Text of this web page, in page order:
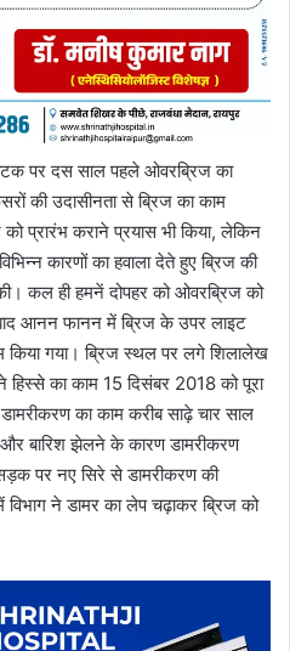
पर दस साल पहले ओवरब्रिज का
की उदासीनता से ब्रिज का काम
प्रारंभ कराने प्रयास भी किया, लेकिन
कारणों का हवाला देते हुए ब्रिज की
कल ही हमनें दोपहर को ओवरब्रिज को
आनन फानन में ब्रिज के उपर लाइट
किया गया। ब्रिज स्थल पर लगे शिलालेख
का काम 15 दिसंबर 2018 को पूरा
का काम करीब साढ़े चार साल
और बारिश झेलने के कारण डामरीकरण
पर नए सिरे से डामरीकरण की
ने डामर का लेप चढ़ाकर ब्रिज को